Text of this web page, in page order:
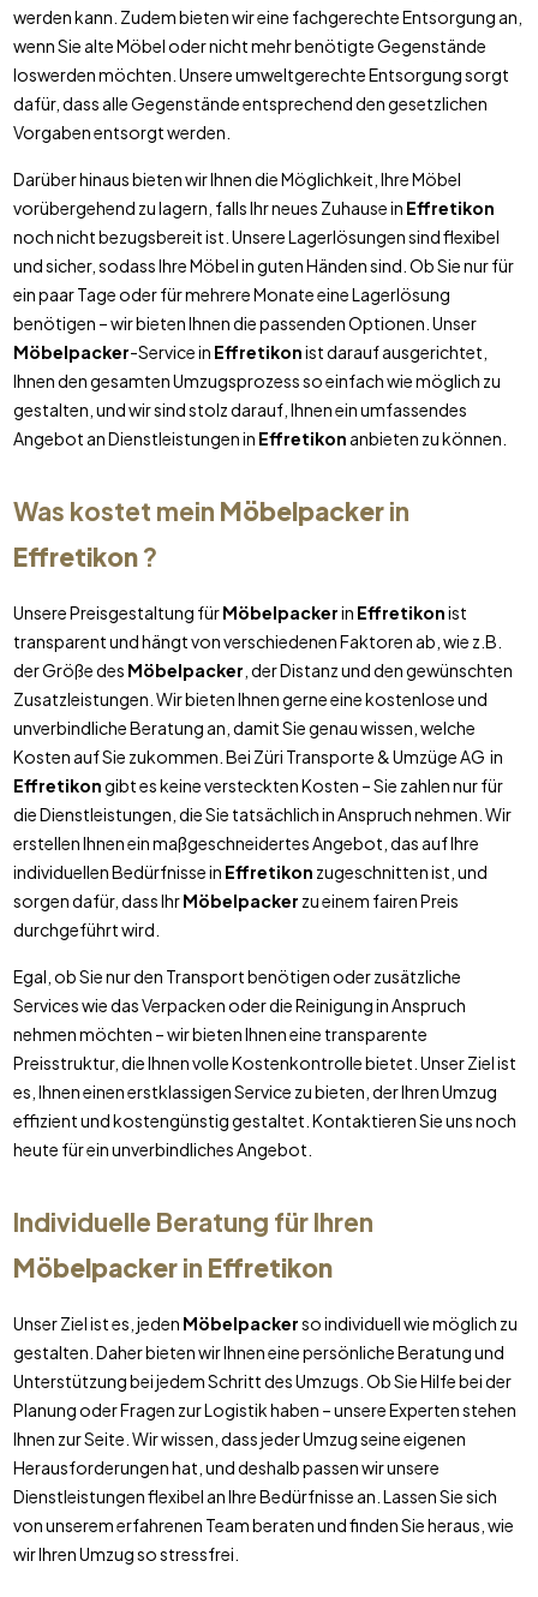
werden kann. Zudem bieten wir eine fachgerechte Entsorgung an,
wenn Sie alte Möbel oder nicht mehr benötigte Gegenstände
loswerden möchten. Unsere umweltgerechte Entsorgung sorgt
dafür, dass alle Gegenstände entsprechend den gesetzlichen
Vorgaben entsorgt werden.
Darüber hinaus bieten wir Ihnen die Möglichkeit, Ihre Möbel
vorübergehend zu lagern, falls Ihr neues Zuhause in Effretikon
noch nicht bezugsbereit ist. Unsere Lagerlösungen sind flexibel
und sicher, sodass Ihre Möbel in guten Händen sind. Ob Sie nur für
ein paar Tage oder für mehrere Monate eine Lagerlösung
benötigen – wir bieten Ihnen die passenden Optionen. Unser
Möbelpacker-Service in Effretikonist darauf ausgerichtet,
Ihnen den gesamten Umzugsprozess so einfach wie möglich zu
gestalten, und wir sind stolz darauf, Ihnen ein umfassendes
Angebot an Dienstleistungen in Effretikon anbieten zu können.
Was kostet mein Möbelpackerin
Effretikon?
Unsere Preisgestaltung fürMöbelpackerin Effretikonist
transparent und hängt von verschiedenen Faktoren ab, wie z.B.
der Größe des Möbelpacker , der Distanz und den gewünschten
Zusatzleistungen. Wir bieten Ihnen gerne eine kostenlose und
unverbindliche Beratung an, damit Sie genau wissen, welche
Kosten auf Sie zukommen. Bei Züri Transporte & Umzüge AG in
Effretikongibt es keine versteckten Kosten – Sie zahlen nur für
die Dienstleistungen, die Sie tatsächlich in Anspruch nehmen. Wir
erstellen Ihnen ein maßgeschneidertes Angebot, das auf Ihre
individuellen Bedürfnisse in Effretikon zugeschnitten ist, und
sorgen dafür, dass IhrMöbelpacker zu einem fairen Preis
durchgeführt wird.
Egal, ob Sie nur den Transport benötigen oder zusätzliche
Services wie das Verpacken oder die Reinigung in Anspruch
nehmen möchten – wir bieten Ihnen eine transparente
Preisstruktur, die Ihnen volle Kostenkontrolle bietet. Unser Ziel ist
es, Ihnen einen erstklassigen Service zu bieten, der Ihren Umzug
effizient und kostengünstig gestaltet. Kontaktieren Sie uns noch
heute für ein unverbindliches Angebot.
Individuelle Beratung für Ihren
Möbelpackerin Effretikon
Unser Ziel ist es, jeden Möbelpackerso individuell wie möglich zu
gestalten. Daher bieten wir Ihnen eine persönliche Beratung und
Unterstützung bei jedem Schritt des Umzugs. Ob Sie Hilfe bei der
Planung oder Fragen zur Logistik haben – unsere Experten stehen
Ihnen zur Seite. Wir wissen, dass jeder Umzug seine eigenen
Herausforderungen hat, und deshalb passen wir unsere
Dienstleistungen flexibel an Ihre Bedürfnisse an. Lassen Sie sich
von unserem erfahrenen Team beraten und finden Sie heraus, wie
wir Ihren Umzug so stressfrei.